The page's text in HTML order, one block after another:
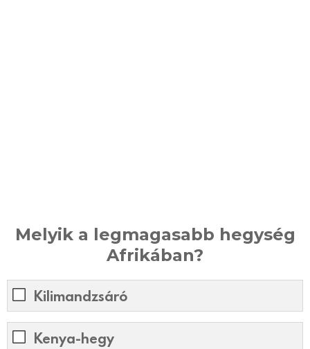
Melyik a legmagasabb hegység
Afrikában?
Kilimandzsáró
Kenya-hegy